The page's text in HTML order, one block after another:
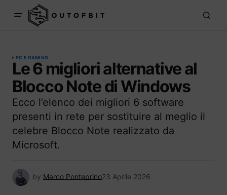
PC E GAMING
Le 6 migliori alternative al
Blocco Note di Windows
Ecco l’elenco dei migliori 6 software
presenti in rete per sostituire al meglio il
celebre Blocco Note realizzato da
Microsoft.
by Marco Ponteprino23 Aprile 2026